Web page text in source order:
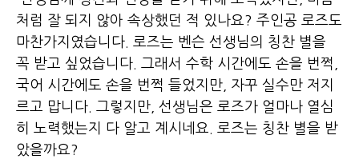
처럼 잘 되지 않아 속상했던 적 있나요? 주인공 로즈도
마찬가지였습니다. 로즈는 벤슨 선생님의 칭찬 별을
꼭 받고 싶었습니다. 그래서 수학 시간에도 손을 번쩍,
국어 시간에도 손을 번쩍 들었지만, 자꾸 실수만 저지
르고 맙니다. 그렇지만, 선생님은 로즈가 얼마나 열심
히 노력했는지 다 알고 계시네요. 로즈는 칭찬 별을 받
았을까요?